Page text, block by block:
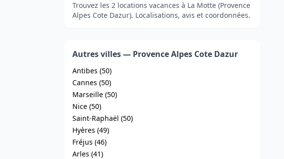
Trouvez les 2 locations vacances à La Motte (Provence
Alpes Cote Dazur). Localisations, avis et coordonnées.
Autres villes — Provence Alpes Cote Dazur
Antibes (50)
Cannes (50)
Marseille (50)
Nice (50)
Saint-Raphaël (50)
Hyères (49)
Fréjus (46)
Arles (41)